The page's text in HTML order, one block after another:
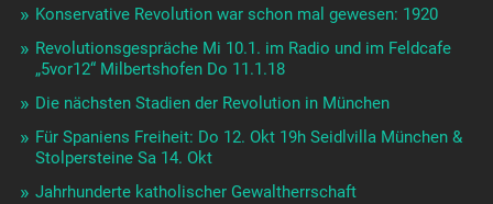
Konservative Revolution war schon mal gewesen: 1920
Revolutionsgespräche Mi 10.1. im Radio und im Feldcafe
„5vor12“ Milbertshofen Do 11.1.18
Die nächsten Stadien der Revolution in München
Für Spaniens Freiheit: Do 12. Okt 19h Seidlvilla München &
Stolpersteine Sa 14. Okt
Jahrhunderte katholischer Gewaltherrschaft